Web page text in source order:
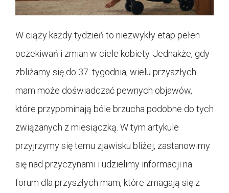
W ciąży każdy tydzień to niezwykły etap pełen
oczekiwań i zmian w ciele kobiety. Jednakże, gdy
zbliżamy się do 37. tygodnia, wielu przyszłych
mam może doświadczać pewnych objawów,
które przypominają bóle brzucha podobne do tych
związanych z miesiączką. W tym artykule
przyjrzymy się temu zjawisku bliżej, zastanowimy
się nad przyczynami i udzielimy informacji na
forum dla przyszłych mam, które zmagają się z